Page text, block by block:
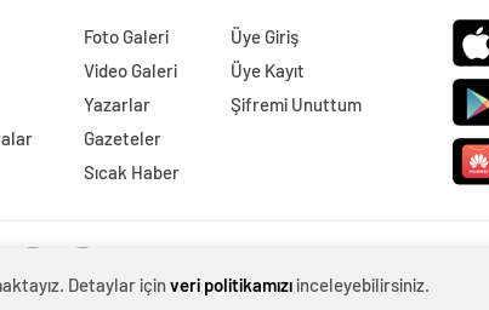
Foto Galeri
Video Galeri
Yazarlar
Gazeteler
Sıcak Haber
Üye Giriş
Üye Kayıt
Şifremi Unuttum
Detaylar için veri politikamızıinceleyebilirsiniz.